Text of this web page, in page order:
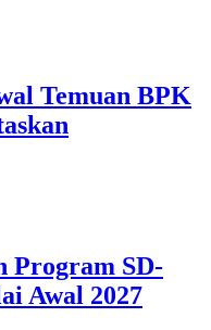
Temuan BPK
Program SD-
Awal 2027